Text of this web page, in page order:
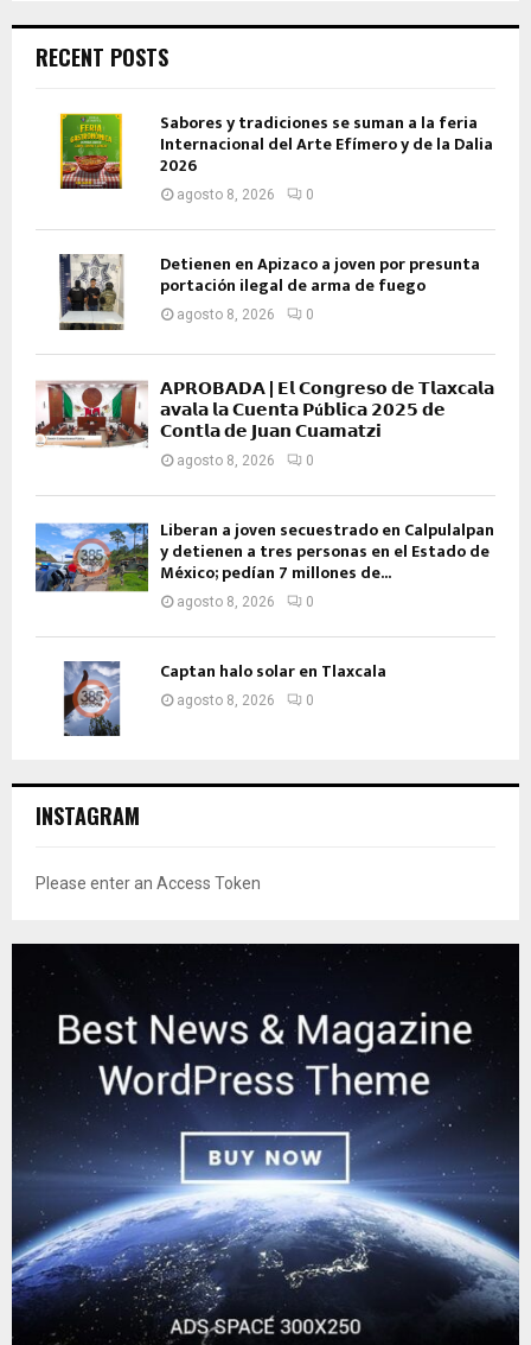
RECENT POSTS
Sabores y tradiciones se suman a la feria
Internacional del Arte Efímero y de la Dalia
2026
agosto 8, 2026 0
Detienen en Apizaco a joven por presunta
portación ilegal de arma de fuego
agosto 8, 2026 0
𝗔𝗣𝗥𝗢𝗕𝗔𝗗𝗔 | 𝗘𝗹 𝗖𝗼𝗻𝗴𝗿𝗲𝘀𝗼 𝗱𝗲 𝗧𝗹𝗮𝘅𝗰𝗮𝗹𝗮
𝗮𝘃𝗮𝗹𝗮 𝗹𝗮 𝗖𝘂𝗲𝗻𝘁𝗮 𝗣ú𝗯𝗹𝗶𝗰𝗮 𝟮𝟬𝟮𝟱 𝗱𝗲
𝗖𝗼𝗻𝘁𝗹𝗮 𝗱𝗲 𝗝𝘂𝗮𝗻 𝗖𝘂𝗮𝗺𝗮𝘁𝘇𝗶
agosto 8, 2026 0
Liberan a joven secuestrado en Calpulalpan
y detienen a tres personas en el Estado de
México; pedían 7 millones de...
agosto 8, 2026 0
Captan halo solar en Tlaxcala
agosto 8, 2026 0
INSTAGRAM
Please enter an Access Token